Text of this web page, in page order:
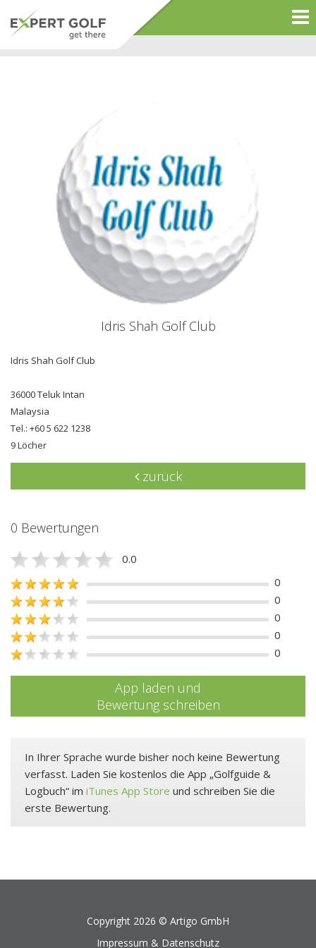
Idris Shah Golf Club
Idris Shah Golf Club
36000 Teluk Intan
Malaysia
Tel.: +60 5 622 1238
9 Löcher
zurück
0 Bewertungen
0.0
0
0
0
0
0
App laden und
Bewertung schreiben
In Ihrer Sprache wurde bisher noch keine Bewertung
verfasst. Laden Sie kostenlos die App „Golfguide &
Logbuch“ im iTunes App Store und schreiben Sie die
erste Bewertung.
Copyright 2026 © Artigo GmbH
Impressum & Datenschutz